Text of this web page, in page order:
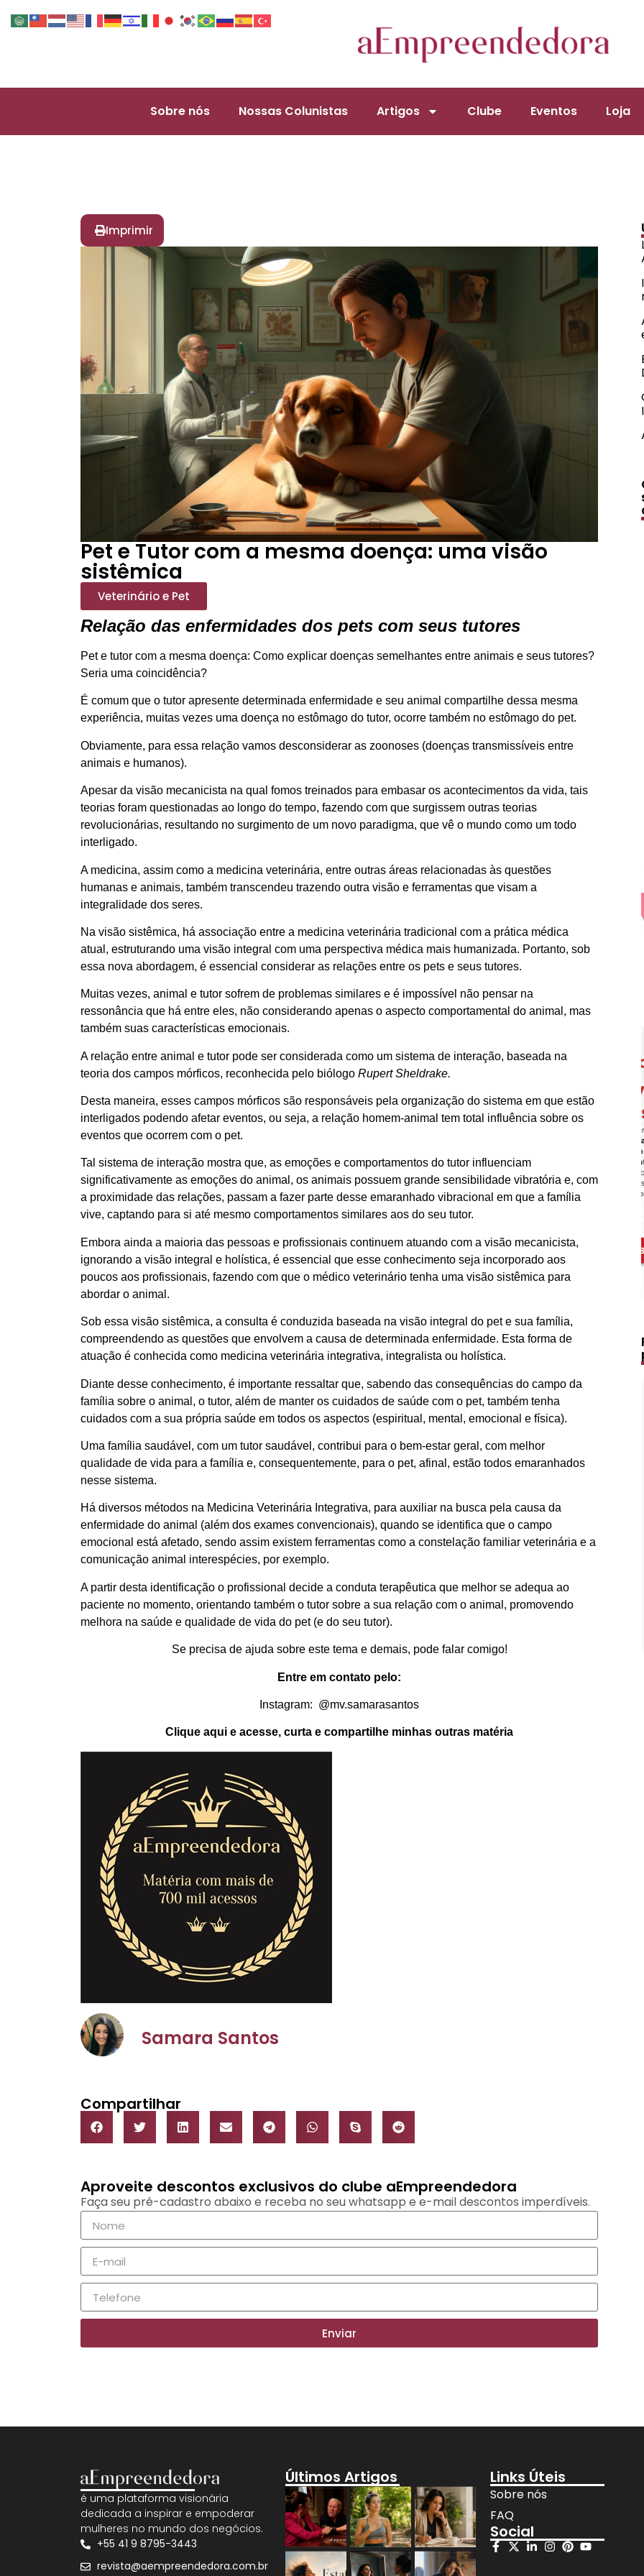
Sobre nós Nossas Colunistas Artigos Clube Eventos Loja
Imprimir
Pet e Tutor com a mesma doença: uma visão
sistêmica
Veterinário e Pet
Relação das enfermidades dos pets com seus tutores
Pet e tutor com a mesma doença: Como explicar doenças semelhantes entre animais e seus tutores?
Seria uma coincidência?
É comum que o tutor apresente determinada enfermidade e seu animal compartilhe dessa mesma
experiência, muitas vezes uma doença no estômago do tutor, ocorre também no estômago do pet.
Obviamente, para essa relação vamos desconsiderar as zoonoses (doenças transmissíveis entre
animais e humanos).
Apesar da visão mecanicista na qual fomos treinados para embasar os acontecimentos da vida, tais
teorias foram questionadas ao longo do tempo, fazendo com que surgissem outras teorias
revolucionárias, resultando no surgimento de um novo paradigma, que vê o mundo como um todo
interligado.
A medicina, assim como a medicina veterinária, entre outras áreas relacionadas às questões
humanas e animais, também transcendeu trazendo outra visão e ferramentas que visam a
integralidade dos seres.
Na visão sistêmica, há associação entre a medicina veterinária tradicional com a prática médica
atual, estruturando uma visão integral com uma perspectiva médica mais humanizada. Portanto, sob
essa nova abordagem, é essencial considerar as relações entre os pets e seus tutores.
Muitas vezes, animal e tutor sofrem de problemas similares e é impossível não pensar na
ressonância que há entre eles, não considerando apenas o aspecto comportamental do animal, mas
também suas características emocionais.
A relação entre animal e tutor pode ser considerada como um sistema de interação, baseada na
teoria dos campos mórficos, reconhecida pelo biólogo Rupert Sheldrake.
Desta maneira, esses campos mórficos são responsáveis pela organização do sistema em que estão
interligados podendo afetar eventos, ou seja, a relação homem-animal tem total influência sobre os
eventos que ocorrem com o pet.
Tal sistema de interação mostra que, as emoções e comportamentos do tutor influenciam
significativamente as emoções do animal, os animais possuem grande sensibilidade vibratória e, com
a proximidade das relações, passam a fazer parte desse emaranhado vibracional em que a família
vive, captando para si até mesmo comportamentos similares aos do seu tutor.
Embora ainda a maioria das pessoas e profissionais continuem atuando com a visão mecanicista,
ignorando a visão integral e holística, é essencial que esse conhecimento seja incorporado aos
poucos aos profissionais, fazendo com que o médico veterinário tenha uma visão sistêmica para
abordar o animal.
Sob essa visão sistêmica, a consulta é conduzida baseada na visão integral do pet e sua família,
compreendendo as questões que envolvem a causa de determinada enfermidade. Esta forma de
atuação é conhecida como medicina veterinária integrativa, integralista ou holística.
Diante desse conhecimento, é importante ressaltar que, sabendo das consequências do campo da
família sobre o animal, o tutor, além de manter os cuidados de saúde com o pet, também tenha
cuidados com a sua própria saúde em todos os aspectos (espiritual, mental, emocional e física).
Uma família saudável, com um tutor saudável, contribui para o bem-estar geral, com melhor
qualidade de vida para a família e, consequentemente, para o pet, afinal, estão todos emaranhados
nesse sistema.
Há diversos métodos na Medicina Veterinária Integrativa, para auxiliar na busca pela causa da
enfermidade do animal (além dos exames convencionais), quando se identifica que o campo
emocional está afetado, sendo assim existem ferramentas como a constelação familiar veterinária e a
comunicação animal interespécies, por exemplo.
A partir desta identificação o profissional decide a conduta terapêutica que melhor se adequa ao
paciente no momento, orientando também o tutor sobre a sua relação com o animal, promovendo
melhora na saúde e qualidade de vida do pet (e do seu tutor).
Se precisa de ajuda sobre este tema e demais, pode falar comigo!
Entre em contato pelo:
Instagram: @mv.samarasantos
Clique aqui e acesse, curta e compartilhe minhas outras matéria
Samara Santos
Compartilhar
Aproveite descontos exclusivos do clube aEmpreendedora
Faça seu pré-cadastro abaixo e receba no seu whatsapp e e-mail descontos imperdíveis.
Enviar
Lápis de Sobrancelha Líquido à
Prova D’água de 5 Cores – Longa
Comprar
é uma plataforma visionária
dedicada a inspirar e empoderar
mulheres no mundo dos negócios.
+55 41 9 8795-3443
revista@aempreendedora.com.br
Últimos Artigos Links Úteis
Sobre nós
FAQ
Social